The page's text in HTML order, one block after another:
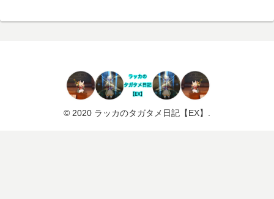
© 2020 ラッカのタガタメ日記【EX】.